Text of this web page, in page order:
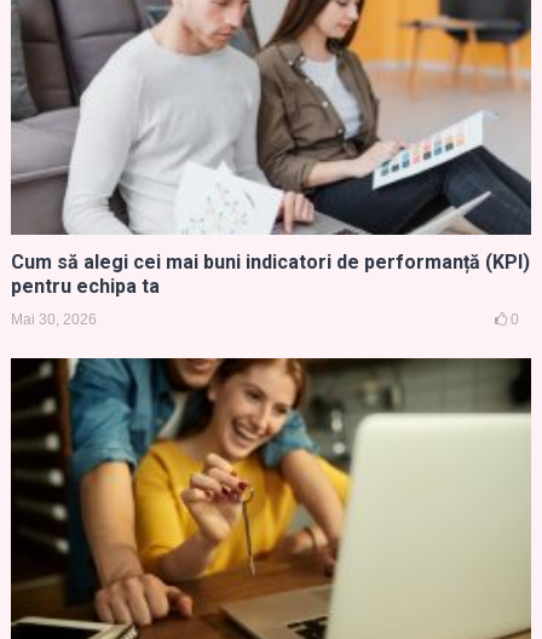
Cum să alegi cei mai buni indicatori de performanță (KPI)
pentru echipa ta
Mai 30, 2026 0